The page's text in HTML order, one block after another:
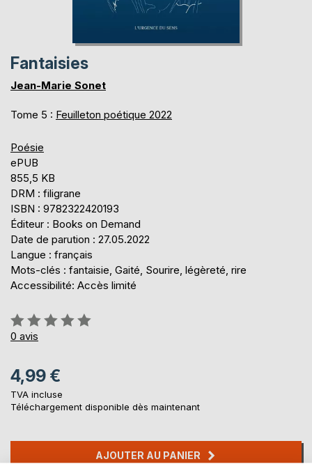
Fantaisies
Jean-Marie Sonet
Tome 5 : Feuilleton poétique 2022
Poésie
ePUB
855,5 KB
DRM : filigrane
ISBN : 9782322420193
Éditeur : Books on Demand
Date de parution : 27.05.2022
Langue : français
Mots-clés : fantaisie, Gaité, Sourire, légèreté, rire
Accessibilité: Accès limité
Évaluation:
0%
0 avis
4,99 €
TVA incluse
Téléchargement disponible dès maintenant
AJOUTER AU PANIER